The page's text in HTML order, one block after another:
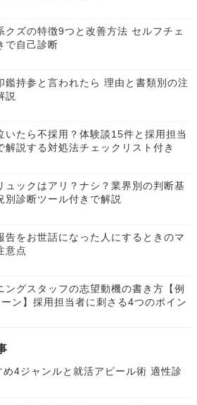
クズの特徴9つと改善方法 セルフチェ
で自己診断
鑑持参と言われたら 理由と書類別の注
説
いたら不採用？体験談15件と採用担当
解説する対処法チェックリスト付き
ュックはアリ？ナシ？業界別の判断基
別診断ツール付きで解説
告をお世話になった人にするときのマ
意点
ングスタッフの志望動機の書き方【例
ン】採用担当者に刺さる4つのポイン
4ジャンルと就活アピール術 適性診